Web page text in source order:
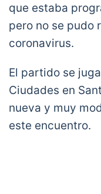
que estaba
pero no se pudo
coronavirus.
El partido se
Ciudades en
nueva y muy
este encuentro.